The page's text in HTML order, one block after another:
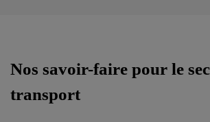
Nos savoir-faire pour le
transport